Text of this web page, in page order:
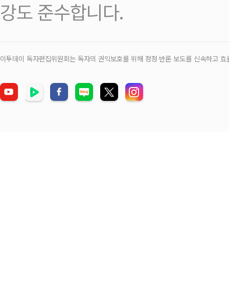
강도 준수합니다.
이투데이 독자편집위원회는 독자의 권익보호를 위해 정정‧반론 보도를 신속하고